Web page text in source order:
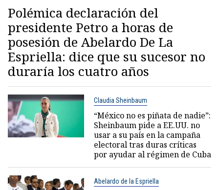
Polémica declaración del
presidente Petro a horas de
posesión de Abelardo De La
Espriella: dice que su sucesor no
duraría los cuatro años
Claudia Sheinbaum
“México no es piñata de nadie”:
Sheinbaum pide a EE.UU. no
usar a su país en la campaña
electoral tras duras críticas
por ayudar al régimen de Cuba
Abelardo de la Espriella